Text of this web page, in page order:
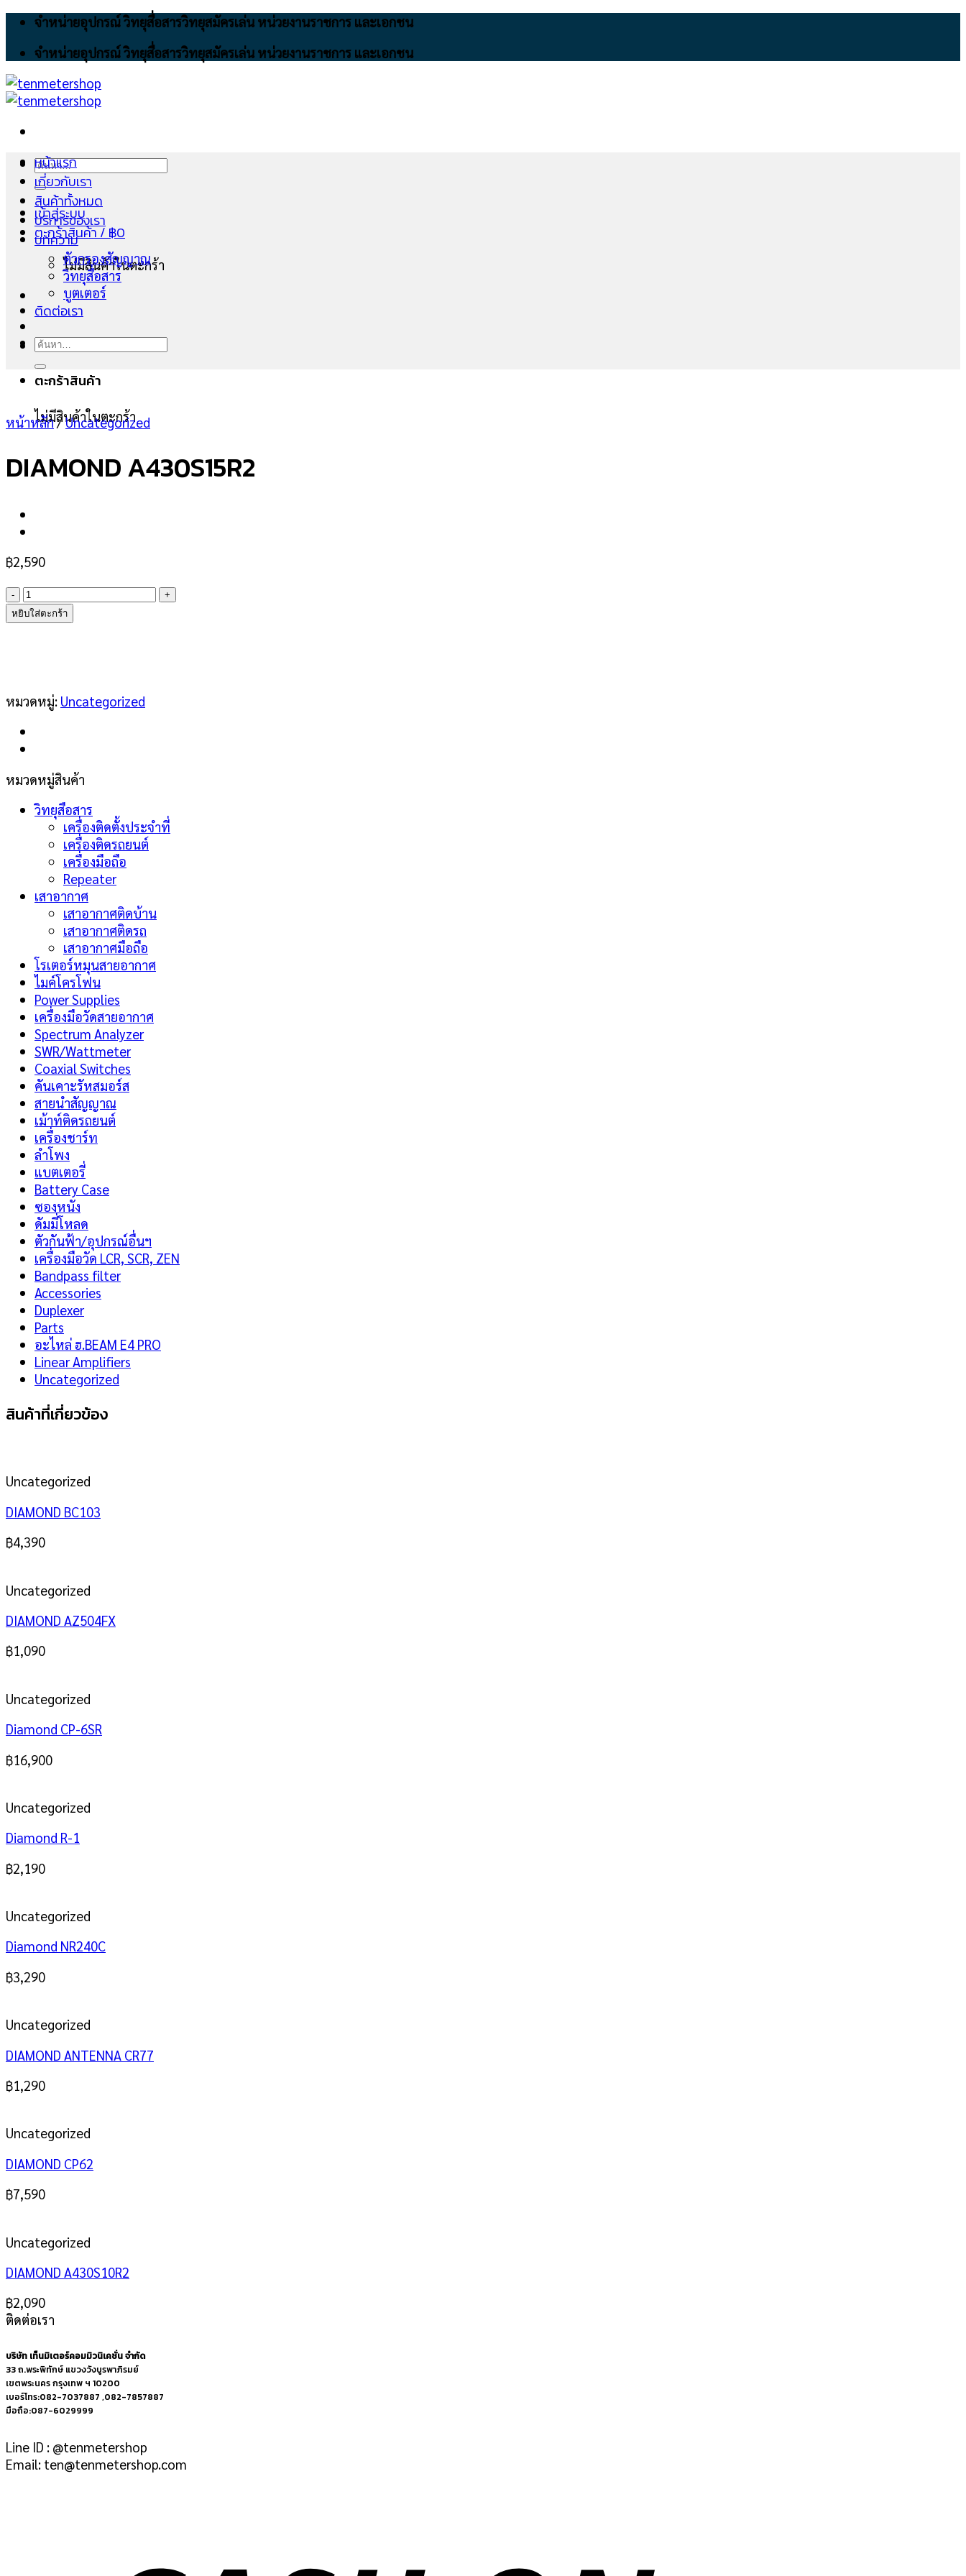
Skip
content
จำหน่ายอุปกรณ์ วิทยุสื่อสารวิทยุสมัครเล่น หน่วยงานราชการ และเอกชน
จำหน่ายอุปกรณ์ วิทยุสื่อสารวิทยุสมัครเล่น หน่วยงานราชการ และเอกชน
ค้นหา:
เข้าสู่ระบบ
ตะกร้าสินค้า /฿0
ไม่มีสินค้าในตะกร้า
ตะกร้าสินค้า
ไม่มีสินค้าในตะกร้า
หน้าแรก
เกี่ยวกับเรา
สินค้าทั้งหมด
บริการของเรา
บทความ
ตัวกรองสัญญาณ
วิทยุสื่อสาร
บูตเตอร์
ติดต่อเรา
ค้นหา:
หน้าหลัก/Uncategorized
DIAMOND A430S15R2
฿2,590
จำนวน
DIAMOND
A430S15R2
หยิบใส่ตะกร้า
หมวดหมู่: Uncategorized
หมวดหมู่สินค้า
วิทยุสือสาร
เครื่องติดตั้งประจำที่
เครื่องติดรถยนต์
เครื่องมือถือ
Repeater
เสาอากาศ
เสาอากาศติดบ้าน
เสาอากาศติดรถ
เสาอากาศมือถือ
โรเตอร์หมุนสายอากาศ
ไมค์โครโฟน
Power Supplies
เครื่องมือวัดสายอากาศ
Spectrum Analyzer
SWR/Wattmeter
Coaxial Switches
คันเคาะรัหสมอร์ส
สายนำสัญญาณ
เม้าท์ติดรถยนต์
เครื่องชาร์ท
ลำโพง
แบตเตอรี่
Battery Case
ซองหนัง
ดัมมี่โหลด
ตัวกันฟ้า/อุปกรณ์อื่นฯ
เครื่องมือวัด LCR, SCR, ZEN
Bandpass filter
Accessories
Duplexer
Parts
อะไหล่ ฮ.BEAM E4 PRO
Linear Amplifiers
Uncategorized
สินค้าที่เกี่ยวข้อง
Uncategorized
DIAMOND BC103
฿4,390
Uncategorized
DIAMOND AZ504FX
฿1,090
Uncategorized
Diamond CP-6SR
฿16,900
Uncategorized
Diamond R-1
฿2,190
Uncategorized
Diamond NR240C
฿3,290
Uncategorized
DIAMOND ANTENNA CR77
฿1,290
Uncategorized
DIAMOND CP62
฿7,590
Uncategorized
DIAMOND A430S10R2
฿2,090
ติดต่อเรา
บริษัท เท็นมิเตอร์คอมมิวนิเคชั่น จำกัด
33 ถ.พระพิทักษ์ แขวงวังบูรพาภิรมย์
เขตพระนคร กรุงเทพ ฯ 10200
เบอร์โทร:082-7037887 ,082-7857887
มือถือ:087-6029999
Line ID : @tenmetershop
Email: ten@tenmetershop.com